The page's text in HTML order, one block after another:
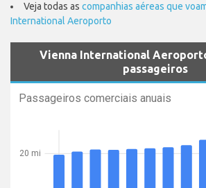
Veja todas as companhias aéreas que
International Aeroporto
Vienna International
passageiros
Passageiros comerciais anuais
20 mi